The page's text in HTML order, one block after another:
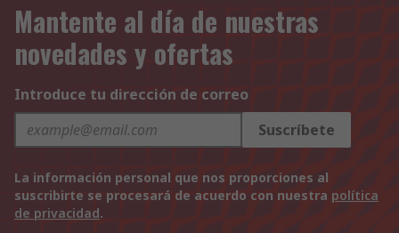
Mantente al día de nuestras
novedades y ofertas
Introduce tu dirección de correo
Suscríbete
La información personal que nos proporciones al
suscribirte se procesará de acuerdo con nuestra política
de privacidad.